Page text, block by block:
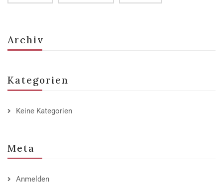
Archiv
Kategorien
Keine Kategorien
Meta
Anmelden